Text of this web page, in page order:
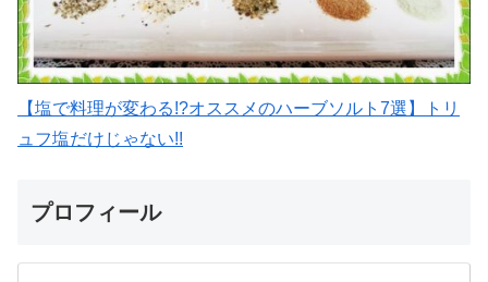
【塩で料理が変わる!?オススメのハーブソルト7選】トリ
ュフ塩だけじゃない!!
プロフィール